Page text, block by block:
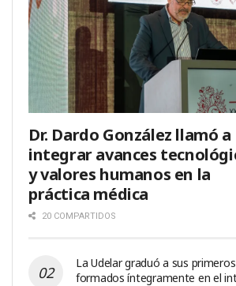
Dr. Dardo González llamó a
integrar avances
y valores humanos en la
práctica médica
20 COMPARTIDOS
La Udelar graduó a sus
formados íntegramente en el